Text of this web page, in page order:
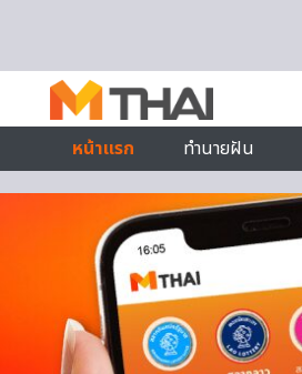
หน้าแรก
ทำนายฝัน